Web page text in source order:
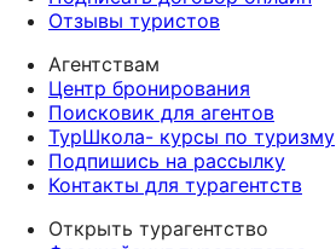
Отзывы туристов
Агентствам
Центр бронирования
Поисковик для агентов
ТурШкола- курсы по туризму
Подпишись на рассылку
Контакты для турагентств
Открыть турагентство